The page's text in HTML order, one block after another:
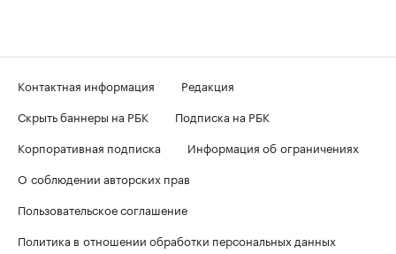
Контактная информация
Редакция
Скрыть баннеры на РБК
Подписка на РБК
Корпоративная подписка
Информация об ограничениях
О соблюдении авторских прав
Пользовательское соглашение
Политика в отношении обработки персональных данных